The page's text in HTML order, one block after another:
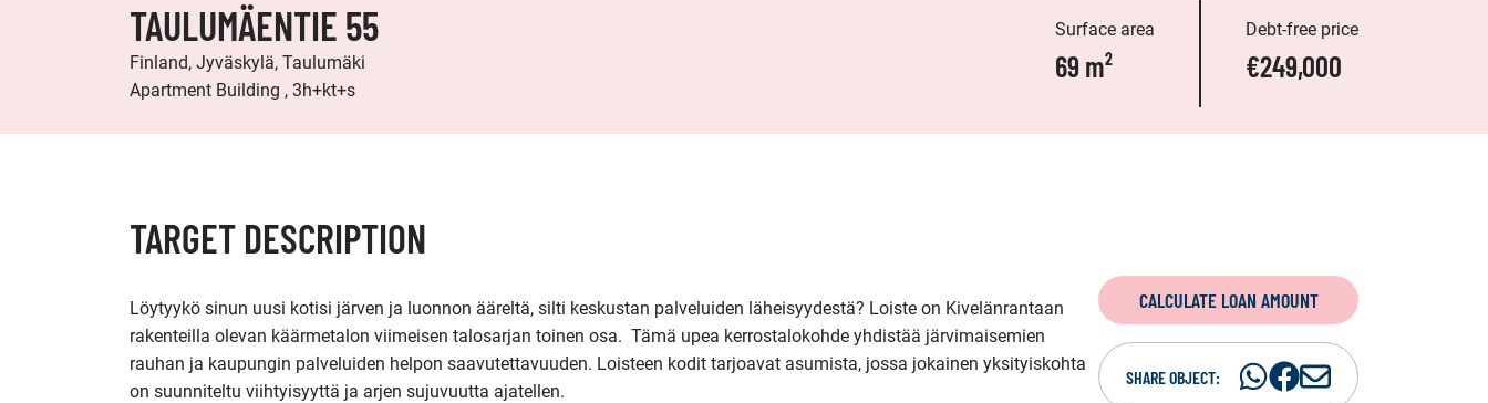
TAULUMÄENTIE 55
Finland, Jyväskylä, Taulumäki
Apartment Building , 3h+kt+s
Surface area
69 m²
Debt-free price
€249,000
TARGET DESCRIPTION
Löytyykö sinun uusi kotisi järven ja luonnon ääreltä, silti keskustan palveluiden läheisyydestä? Loiste on Kivelänrantaan
rakenteilla olevan käärmetalon viimeisen talosarjan toinen osa.  Tämä upea kerrostalokohde yhdistää järvimaisemien
rauhan ja kaupungin palveluiden helpon saavutettavuuden. Loisteen kodit tarjoavat asumista, jossa jokainen yksityiskohta
on suunniteltu viihtyisyyttä ja arjen sujuvuutta ajatellen.
CALCULATE LOAN AMOUNT
SHARE OBJECT:
ShareShare
S